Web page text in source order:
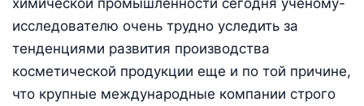
химической промышленности сегодня ученому-
исследователю очень трудно уследить за
тенденциями развития производства
косметической продукции еще и по той причине,
что крупные международные компании строго